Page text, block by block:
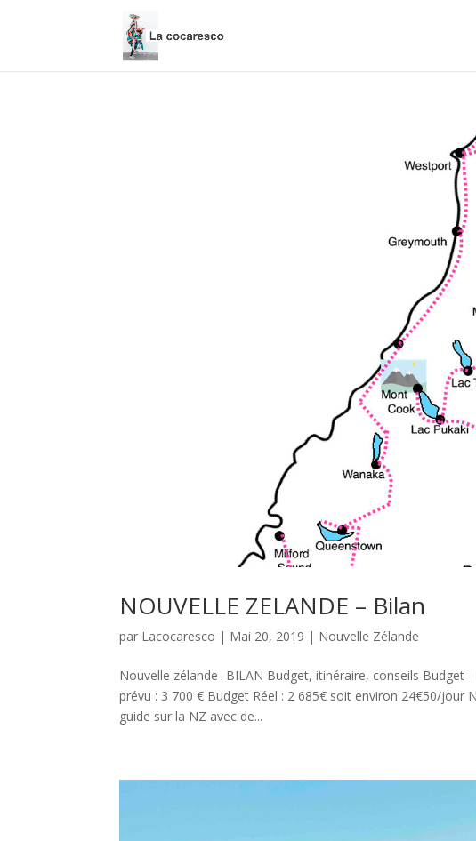
NOUVELLE ZELANDE – Bilan
par Lacocaresco | Mai 20, 2019 | Nouvelle Zélande
Nouvelle zélande- BILAN Budget, itinéraire, conseils
prévu : 3 700 € Budget Réel : 2 685€ soit environ 24€50/
guide sur la NZ avec de...